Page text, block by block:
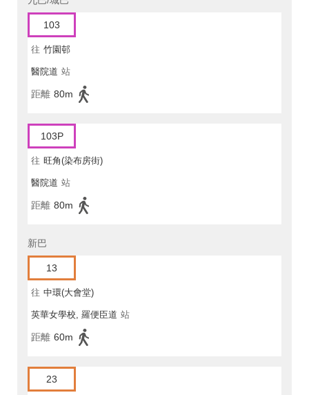
103
往 竹園邨
醫院道 站
距離 80m
103P
往 旺角(染布房街)
醫院道 站
距離 80m
新巴
13
往 中環(大會堂)
英華女學校, 羅便臣道 站
距離 60m
23